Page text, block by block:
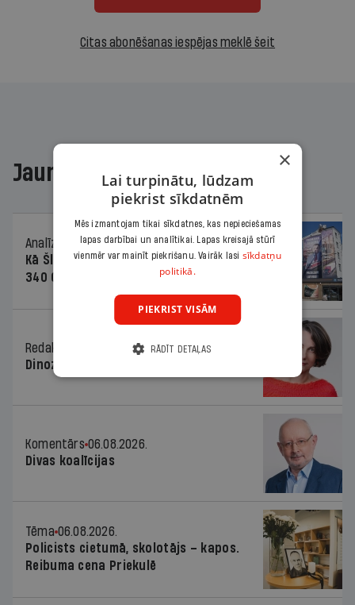
Citas abonēšanas iespējas meklē šeit
Jaunākajā žurnālā
Analīze
06.08.2026.
Kā Šlesera partija palika nesodīta par
340 000 vērtu reklāmas kampaņu
Redaktores sleja
06.08.2026.
Dinozaura triks
Komentārs 06.08.2026.
Divas koalīcijas
Tēma 06.08.2026.
Policists cietumā, skolotājs – kapos.
Reibuma cena Priekulē
×
Lai turpinātu, lūdzam
piekrist sīkdatnēm
Mēs izmantojam tikai sīkdatnes, kas nepieciešamas
lapas darbībai un analītikai. Lapas kreisajā stūrī
vienmēr var mainīt piekrišanu. Vairāk lasi sīkdatņu
politikā.
PIEKRIST VISĀM
RĀDĪT DETAĻAS